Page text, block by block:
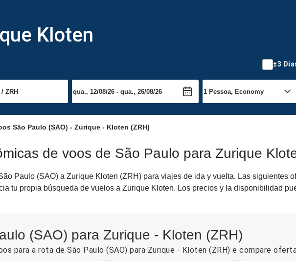
Kloten
±3
São Paulo (SAO) - Zurique - Kloten (ZRH)
de voos de São Paulo para Zurique
Paulo (SAO) a Zurique Kloten (ZRH) para viajes de ida y vuelta. Las siguientes
tu propia búsqueda de vuelos a Zurique Kloten. Los precios y la disponibilidad
(SAO) para Zurique - Kloten (ZRH)
para a rota de São Paulo (SAO) para Zurique - Kloten (ZRH) e compare